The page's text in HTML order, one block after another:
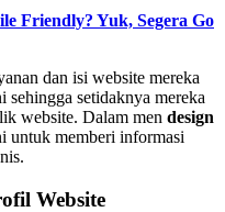
Friendly? Yuk, Segera Go
dan isi website mereka
setidaknya mereka
website. Dalam men design
untuk memberi informasi
Website